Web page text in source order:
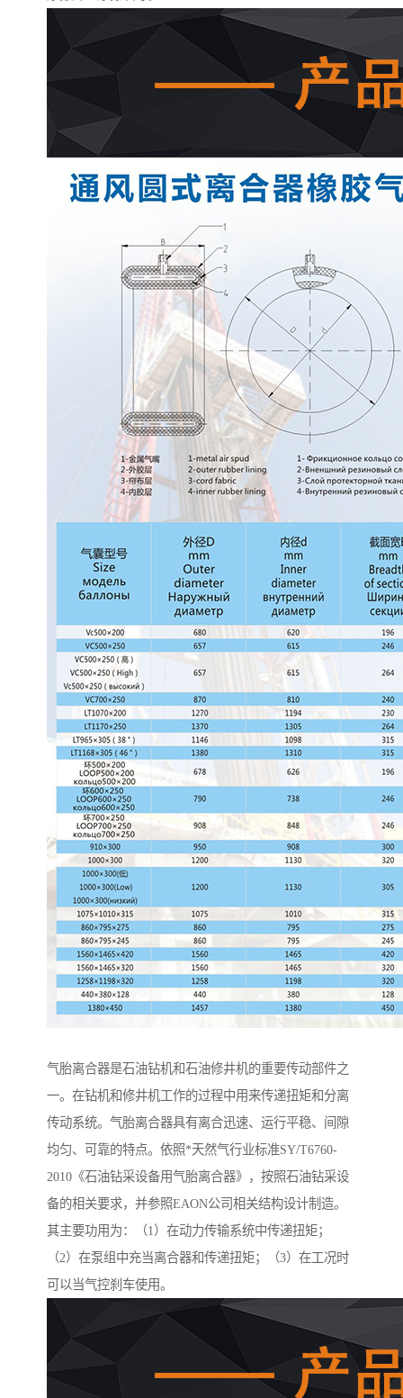
气胎离合器是石油钻机和石油修井机的重要传动部件之
一。在钻机和修井机工作的过程中用来传递扭矩和分离
传动系统。气胎离合器具有离合迅速、运行平稳、间隙
均匀、可靠的特点。依照*天然气行业标准SY/T6760-
2010《石油钻采设备用气胎离合器》，按照石油钻采设
备的相关要求，并参照EAON公司相关结构设计制造。
其主要功用为：（1）在动力传输系统中传递扭矩；
（2）在泵组中充当离合器和传递扭矩；（3）在工况时
可以当气控刹车使用。